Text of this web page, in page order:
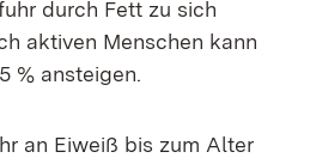
durch Fett zu sich
aktiven Menschen kann
% ansteigen.
an Eiweiß bis zum Alter